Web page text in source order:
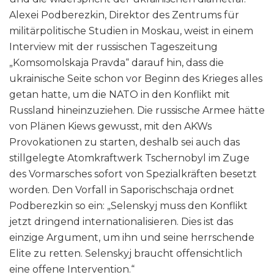
Alexei Podberezkin, Direktor des Zentrums für
militärpolitische Studien in Moskau, weist in einem
Interview mit der russischen Tageszeitung
„Komsomolskaja Pravda“ darauf hin, dass die
ukrainische Seite schon vor Beginn des Krieges alles
getan hatte, um die NATO in den Konflikt mit
Russland hineinzuziehen. Die russische Armee hätte
von Plänen Kiews gewusst, mit den AKWs
Provokationen zu starten, deshalb sei auch das
stillgelegte Atomkraftwerk Tschernobyl im Zuge
des Vormarsches sofort von Spezialkräften besetzt
worden. Den Vorfall in Saporischschaja ordnet
Podberezkin so ein: „Selenskyj muss den Konflikt
jetzt dringend internationalisieren. Dies ist das
einzige Argument, um ihn und seine herrschende
Elite zu retten. Selenskyj braucht offensichtlich
eine offene Intervention.“